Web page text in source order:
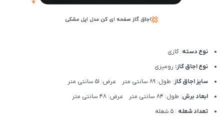
نوع دسته: گازی
نوع اجاق گاز: رومیزی
سایز اجاق گاز: طول: 89 سانتی متر عرض: 51 سانتی متر
ابعاد برش: طول: 84 سانتی متر عرض: 48 سانتی متر
تعداد شعله : 5 شعله